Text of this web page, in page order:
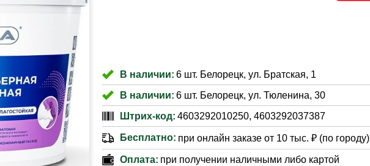
В наличии: 6 шт. Белорецк, ул. Братская, 1
В наличии: 6 шт. Белорецк, ул. Тюленина, 30
Штрих-код: 4603292010250, 4603292037387
Бесплатно: при онлайн заказе от 10 тыс. ₽ (по городу)
Оплата: при получении наличными либо картой